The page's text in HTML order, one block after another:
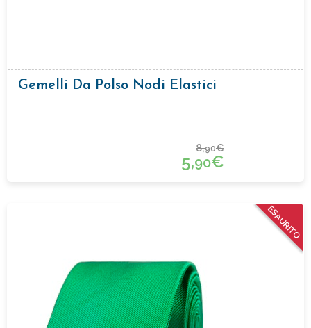
Gemelli Da Polso Nodi Elastici
8,90€
5,90€
ESAURITO